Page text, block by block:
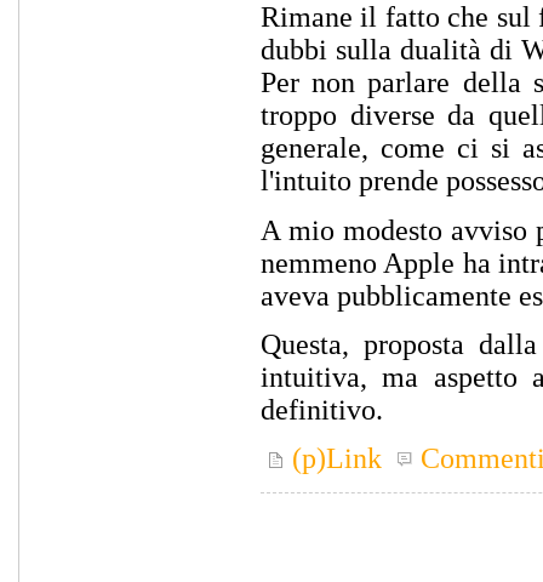
Rimane il fatto che
dubbi sulla dualità di
Per non parlare della
troppo diverse da
generale, come ci si
l'intuito prende
A mio modesto avviso
nemmeno Apple ha
aveva pubblicamente
Questa, proposta
intuitiva, ma aspetto
definitivo.
(p)Link